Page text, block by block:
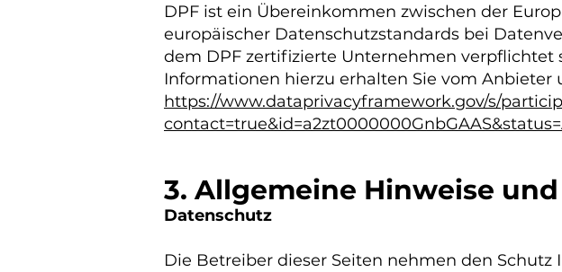
DPF ist ein Übereinkommen zwischen der
europäischer Datenschutzstandards bei
dem DPF zertifizierte Unternehmen verpflichtet
Informationen hierzu erhalten Sie vom Anbieter
https://www.dataprivacyframework.gov/s/
3. Allgemeine Hinweise
Datenschutz
Die Betreiber dieser Seiten nehmen den